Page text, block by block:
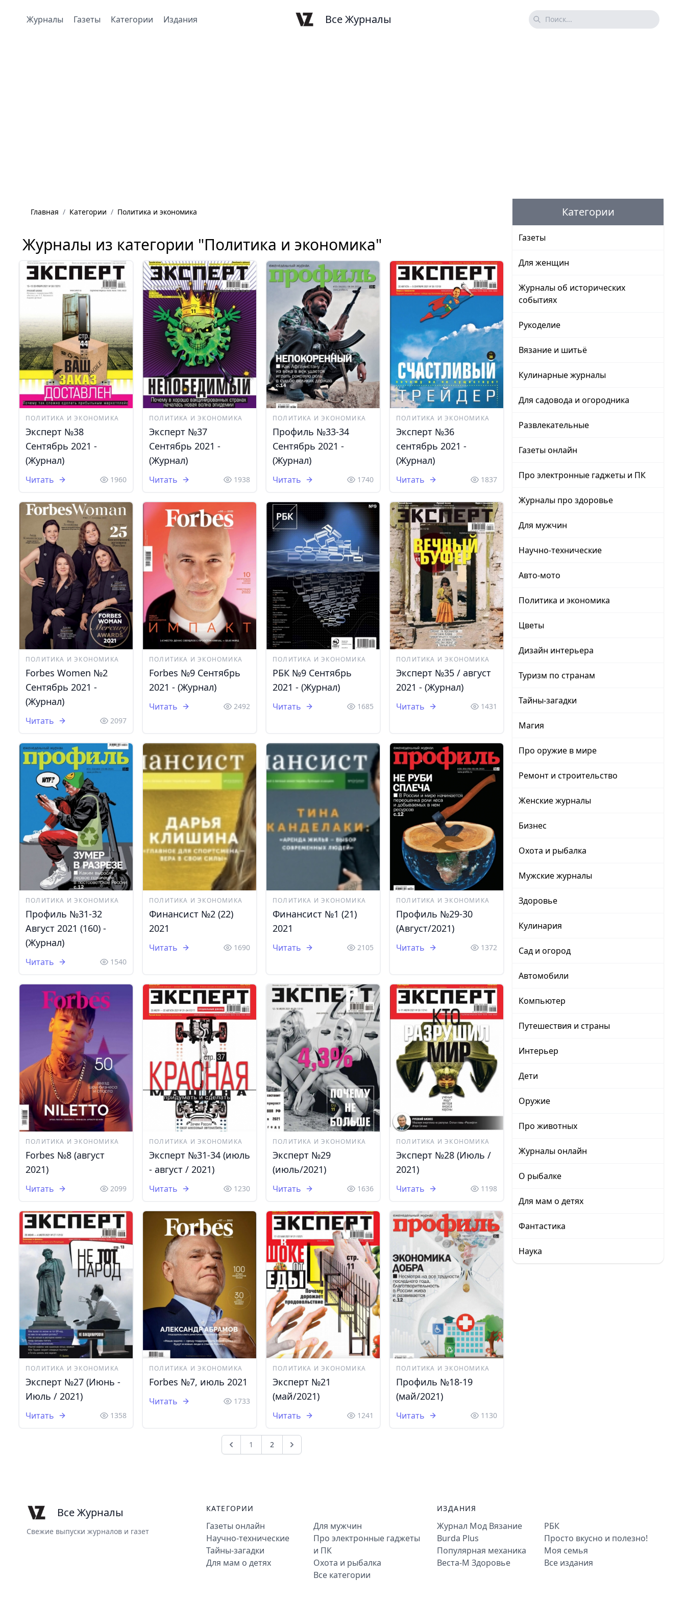
Журналы Газеты Категории Издания Все Журналы
Главная / Категории / Политика и экономика
Журналы из категории "Политика и экономика"
ПОЛИТИКА И ЭКОНОМИКА
Эксперт №38
Сентябрь 2021 -
(Журнал)
Читать 1960
ПОЛИТИКА И ЭКОНОМИКА
Эксперт №37
Сентябрь 2021 -
(Журнал)
Читать 1938
ПОЛИТИКА И ЭКОНОМИКА
Профиль №33-34
Сентябрь 2021 -
(Журнал)
Читать 1740
ПОЛИТИКА И ЭКОНОМИКА
Эксперт №36
сентябрь 2021 -
(Журнал)
Читать 1837
ПОЛИТИКА И ЭКОНОМИКА
Forbes Women №2
Cентябрь 2021 -
(Журнал)
Читать 2097
ПОЛИТИКА И ЭКОНОМИКА
Forbes №9 Сентябрь
2021 - (Журнал)
Читать 2492
ПОЛИТИКА И ЭКОНОМИКА
РБК №9 Cентябрь
2021 - (Журнал)
Читать 1685
ПОЛИТИКА И ЭКОНОМИКА
Эксперт №35 / август
2021 - (Журнал)
Читать 1431
ПОЛИТИКА И ЭКОНОМИКА
Профиль №31-32
Август 2021 (160) -
(Журнал)
Читать 1540
ПОЛИТИКА И ЭКОНОМИКА
Финансист №2 (22)
2021
Читать 1690
ПОЛИТИКА И ЭКОНОМИКА
Финансист №1 (21)
2021
Читать 2105
ПОЛИТИКА И ЭКОНОМИКА
Профиль №29-30
(Август/2021)
Читать 1372
ПОЛИТИКА И ЭКОНОМИКА
Forbes №8 (август
2021)
Читать 2099
ПОЛИТИКА И ЭКОНОМИКА
Эксперт №31-34 (июль
- август / 2021)
Читать 1230
ПОЛИТИКА И ЭКОНОМИКА
Эксперт №29
(июль/2021)
Читать 1636
ПОЛИТИКА И ЭКОНОМИКА
Эксперт №28 (Июль /
2021)
Читать 1198
ПОЛИТИКА И ЭКОНОМИКА
Эксперт №27 (Июнь -
Июль / 2021)
Читать 1358
ПОЛИТИКА И ЭКОНОМИКА
Forbes №7, июль 2021
Читать 1733
ПОЛИТИКА И ЭКОНОМИКА
Эксперт №21
(май/2021)
Читать 1241
ПОЛИТИКА И ЭКОНОМИКА
Профиль №18-19
(май/2021)
Читать 1130
1 2
Категории
Газеты
Для женщин
Журналы об исторических
событиях
Рукоделие
Вязание и шитьё
Кулинарные журналы
Для садовода и огородника
Развлекательные
Газеты онлайн
Про электронные гаджеты и ПК
Журналы про здоровье
Для мужчин
Научно-технические
Авто-мото
Политика и экономика
Цветы
Дизайн интерьера
Туризм по странам
Тайны-загадки
Магия
Про оружие в мире
Ремонт и строительство
Женские журналы
Бизнес
Охота и рыбалка
Мужские журналы
Здоровье
Кулинария
Сад и огород
Автомобили
Компьютер
Путешествия и страны
Интерьер
Дети
Оружие
Про животных
Журналы онлайн
О рыбалке
Для мам о детях
Фантастика
Наука
Все Журналы
Свежие выпуски журналов и газет
КАТЕГОРИИ
Газеты онлайн
Научно-технические
Тайны-загадки
Для мам о детях
Для мужчин
Про электронные гаджеты
и ПК
Охота и рыбалка
Все категории
ИЗДАНИЯ
Журнал Мод Вязание
Burda Plus
Популярная механика
Веста-М Здоровье
РБК
Просто вкусно и полезно!
Моя семья
Все издания